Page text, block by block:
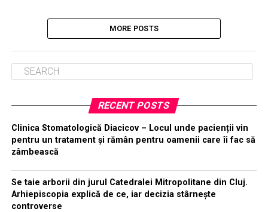
MORE POSTS
RECENT POSTS
Clinica Stomatologică Diacicov – Locul unde pacienții vin
pentru un tratament și rămân pentru oamenii care îi fac să
zâmbească
Se taie arborii din jurul Catedralei Mitropolitane din Cluj.
Arhiepiscopia explică de ce, iar decizia stârnește
controverse